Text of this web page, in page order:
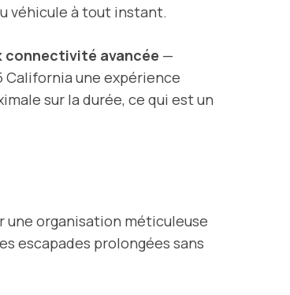
véhicule à tout instant.
connectivité avancée —
California une expérience
sur la durée, ce qui est un
une organisation méticuleuse
escapades prolongées sans